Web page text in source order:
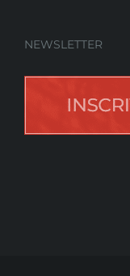
NEWSLETTER